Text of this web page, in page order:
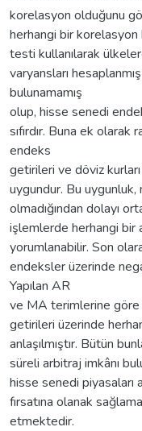
korelasyon olduğunu
herhangi bir korelasyon
testi kullanılarak
varyansları
bulunamamış
olup, hisse senedi
sıfırdır. Buna ek
endeks
getirileri ve döviz kurları
uygundur. Bu
olmadığından dolayı
işlemlerde herhangi bir
yorumlanabilir. Son
endeksler üzerinde
Yapılan AR
ve MA terimlerine
getirileri üzerinde
anlaşılmıştır. Bütün
süreli arbitraj imkânı
hisse senedi piyasaları
fırsatına olanak
etmektedir.